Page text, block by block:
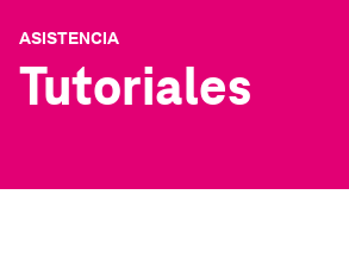
ASISTENCIA
Tutoriales